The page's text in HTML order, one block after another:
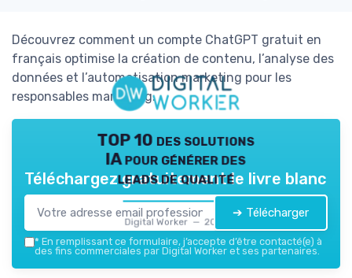
Découvrez comment un compte ChatGPT gratuit en
français optimise la création de contenu, l’analyse des
données et l’automatisation marketing pour les
responsables marketing.
TOP 10 des solutions
IA pour générer des
leads de qualité
Digital Worker — 2026
Téléchargez gratuitement le livre blanc
➔ Télécharger
* En remplissant ce formulaire, j’accepte d’être contacté(e) à
des fins commerciales par Digital Worker et ses partenaires.